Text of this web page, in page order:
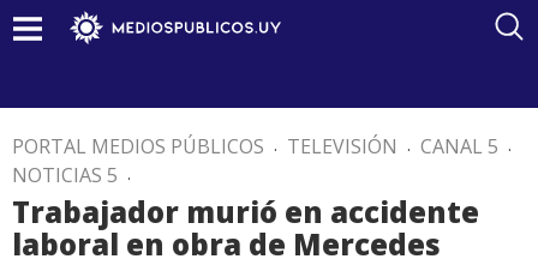
PORTAL MEDIOS PÚBLICOS . TELEVISIÓN . CANAL 5 .
NOTICIAS 5 .
Trabajador murió en accidente
laboral en obra de Mercedes